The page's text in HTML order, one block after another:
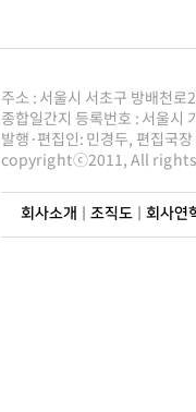
주소 : 서울시 서초구 방배천
종합일간지 등록번호 : 서울
발행·편집인: 민경두, 편집국
copyrightⓒ2011, All rights
회사소개 조직도| 회사연